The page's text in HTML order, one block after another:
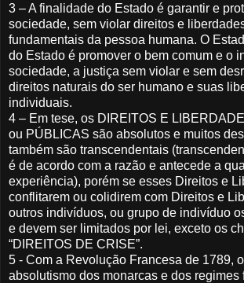
3 – A finalidade do Estado é garantir e
sociedade, sem violar direitos e
fundamentais da pessoa humana. O
do Estado é promover o bem comum e o
sociedade, a justiça sem violar e sem
direitos naturais do ser humano e suas
individuais.
4 – Em tese, os DIREITOS E
ou PÚBLICAS são absolutos e muitos
também são transcendentais
é de acordo com a razão e antecede a
experiência), porém se esses Direitos e
conflitarem ou colidirem com Direitos e
outros indivíduos, ou grupo de indivíduo
e devem ser limitados por lei, exceto os
“DIREITOS DE CRISE”.
5 - Com a Revolução Francesa de 1789,
absolutismo dos monarcas e dos regimes